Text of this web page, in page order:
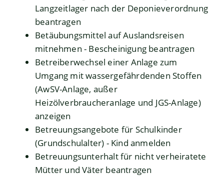
Langzeitlager nach der Deponieverordnung
beantragen
Betäubungsmittel auf Auslandsreisen
mitnehmen - Bescheinigung beantragen
Betreiberwechsel einer Anlage zum
Umgang mit wassergefährdenden Stoffen
(AwSV-Anlage, außer
Heizölverbraucheranlage und JGS-Anlage)
anzeigen
Betreuungsangebote für Schulkinder
(Grundschulalter) - Kind anmelden
Betreuungsunterhalt für nicht verheiratete
Mütter und Väter beantragen